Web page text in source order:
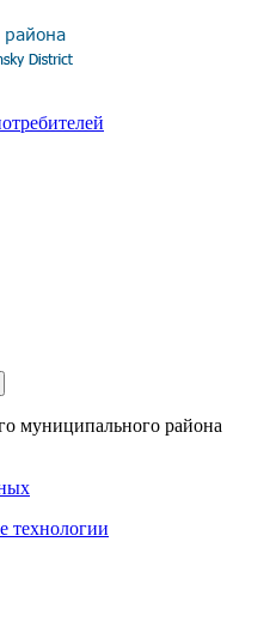
муниципального района
технологии